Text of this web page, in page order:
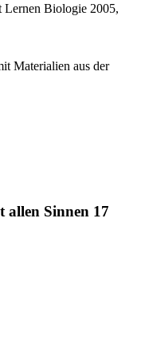
Lernen Biologie 2005,
Materialien aus der
allen Sinnen 17